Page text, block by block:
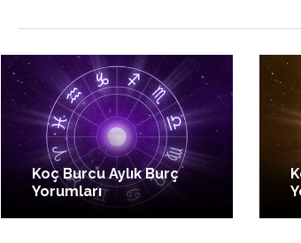
Koç Burcu Aylık Burç
Yorumları